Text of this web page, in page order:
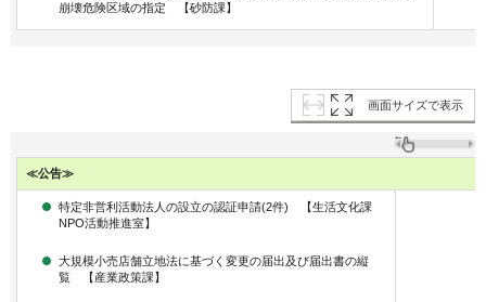
崩壊危険区域の指定 【砂防課】
画面サイズで表示
≪公告≫
特定非営利活動法人の設立の認証申請(2件) 【生活文化課
NPO活動推進室】
大規模小売店舗立地法に基づく変更の届出及び届出書の縦
覧 【産業政策課】